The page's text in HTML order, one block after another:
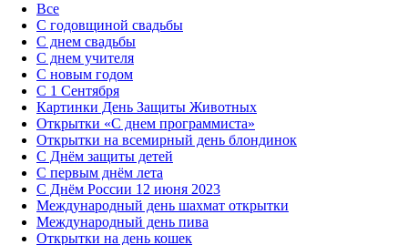
Все
С годовщиной свадьбы
С днем свадьбы
С днем учителя
С новым годом
С 1 Сентября
Картинки День Защиты Животных
Открытки «‎С днем программиста»‎
Открытки на всемирный день блондинок
С Днём защиты детей
С первым днём лета
С Днём России 12 июня 2023
Международный день шахмат открытки
Международный день пива
Открытки на день кошек